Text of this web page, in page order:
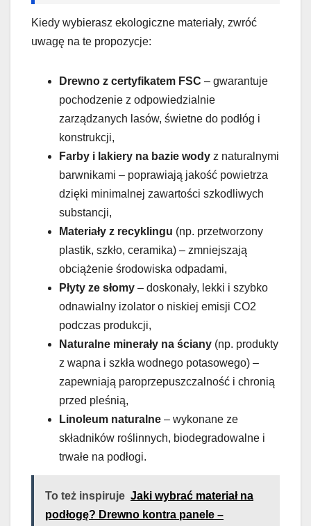
Kiedy wybierasz ekologiczne materiały, zwróć
uwagę na te propozycje:
Drewno z certyfikatem FSC – gwarantuje
pochodzenie z odpowiedzialnie
zarządzanych lasów, świetne do podłóg i
konstrukcji,
Farby i lakiery na bazie wody z naturalnymi
barwnikami – poprawiają jakość powietrza
dzięki minimalnej zawartości szkodliwych
substancji,
Materiały z recyklingu (np. przetworzony
plastik, szkło, ceramika) – zmniejszają
obciążenie środowiska odpadami,
Płyty ze słomy – doskonały, lekki i szybko
odnawialny izolator o niskiej emisji CO2
podczas produkcji,
Naturalne minerały na ściany (np. produkty
z wapna i szkła wodnego potasowego) –
zapewniają paroprzepuszczalność i chronią
przed pleśnią,
Linoleum naturalne – wykonane ze
składników roślinnych, biodegradowalne i
trwałe na podłogi.
To też inspiruje Jaki wybrać materiał na
podłogę? Drewno kontra panele –